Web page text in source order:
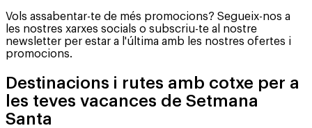
Vols assabentar-te de més promocions? Segueix-nos a
les nostres xarxes socials o subscriu-te al nostre
newsletter per estar a l'última amb les nostres ofertes i
promocions.
Destinacions i rutes amb cotxe per a
les teves vacances de Setmana
Santa